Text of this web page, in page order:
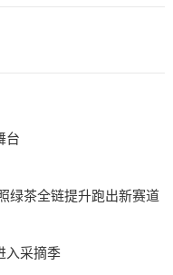
台
绿茶全链提升跑出新赛道
入采摘季